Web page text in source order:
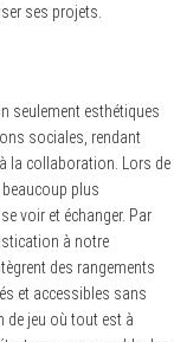
ses projets.
seulement esthétiques
sociales, rendant
la collaboration. Lors de
plus
voir et échanger. Par
à notre
des rangements
et accessibles sans
de jeu où tout est à